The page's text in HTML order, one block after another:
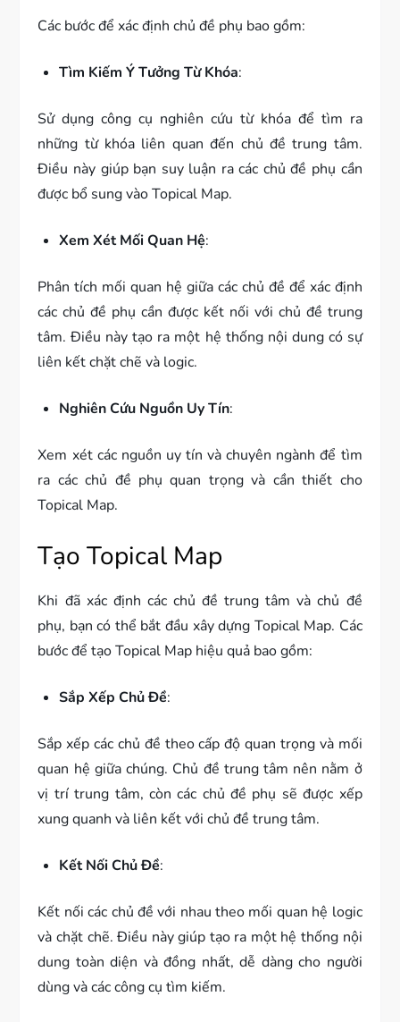
Các bước để xác định chủ đề phụ bao gồm:
Tìm Kiếm Ý Tưởng Từ Khóa:
Sử dụng công cụ nghiên cứu từ khóa để tìm ra
những từ khóa liên quan đến chủ đề trung tâm.
Điều này giúp bạn suy luận ra các chủ đề phụ cần
được bổ sung vào Topical Map.
Xem Xét Mối Quan Hệ:
Phân tích mối quan hệ giữa các chủ đề để xác định
các chủ đề phụ cần được kết nối với chủ đề trung
tâm. Điều này tạo ra một hệ thống nội dung có sự
liên kết chặt chẽ và logic.
Nghiên Cứu Nguồn Uy Tín:
Xem xét các nguồn uy tín và chuyên ngành để tìm
ra các chủ đề phụ quan trọng và cần thiết cho
Topical Map.
Tạo Topical Map
Khi đã xác định các chủ đề trung tâm và chủ đề
phụ, bạn có thể bắt đầu xây dựng Topical Map. Các
bước để tạo Topical Map hiệu quả bao gồm:
Sắp Xếp Chủ Đề:
Sắp xếp các chủ đề theo cấp độ quan trọng và mối
quan hệ giữa chúng. Chủ đề trung tâm nên nằm ở
vị trí trung tâm, còn các chủ đề phụ sẽ được xếp
xung quanh và liên kết với chủ đề trung tâm.
Kết Nối Chủ Đề:
Kết nối các chủ đề với nhau theo mối quan hệ logic
và chặt chẽ. Điều này giúp tạo ra một hệ thống nội
dung toàn diện và đồng nhất, dễ dàng cho người
dùng và các công cụ tìm kiếm.